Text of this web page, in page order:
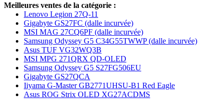
Meilleures ventes de la catégorie :
Lenovo Legion 27Q-11
Gigabyte GS27FC (dalle incurvée)
MSI MAG 27CQ6PF (dalle incurvée)
Samsung Odyssey G5 C34G55TWWP (dalle incurvée)
Asus TUF VG32WQ3B
MSI MPG 271QRX QD-OLED
Samsung Odyssey G5 S27FG506EU
Gigabyte GS27QCA
Iiyama G-Master GB2771UHSU-B1 Red Eagle
Asus ROG Strix OLED XG27ACDMS